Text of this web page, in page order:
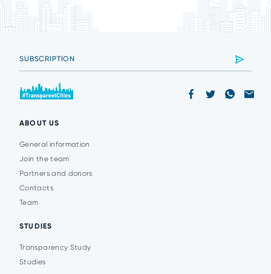
ABOUT US
General information
Join the team
Partners and donors
Contacts
Team
STUDIES
Transparency Study
Studies